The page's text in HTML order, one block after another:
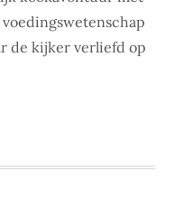
de kijker verliefd op